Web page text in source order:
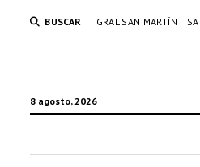
BUSCAR GRAL SAN MARTÍN
8 agosto, 2026